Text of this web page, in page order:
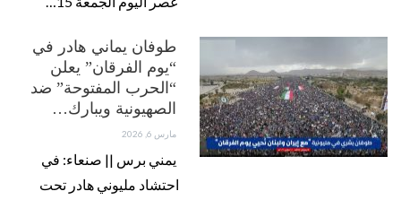
طوفان يماني هادر في
“يوم الفرقان” يعلن
“الحرب المفتوحة” ضد
الصهيونية ويبارك…
مارس 6, 2026
يمني برس || صنعاء: في
احتشاد مليوني هادر تحت